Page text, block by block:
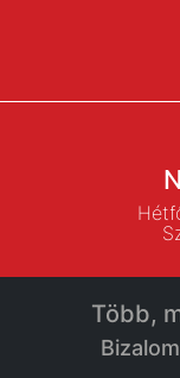
Több,